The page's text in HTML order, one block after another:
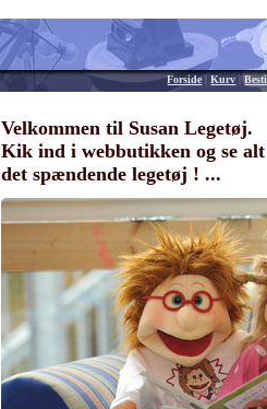
Forside|Kurv |
Velkommen til Susan Legetøj.
Kik ind i webbutikken og se alt
det spændende legetøj ! ...